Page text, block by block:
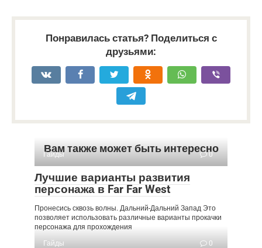
Понравилась статья? Поделиться с
друзьями:
Вам также может быть интересно
Гайды 0
Лучшие варианты развития
персонажа в Far Far West
Пронесись сквозь волны. Дальний-Дальний Запад Это
позволяет использовать различные варианты прокачки
персонажа для прохождения
Гайды
0